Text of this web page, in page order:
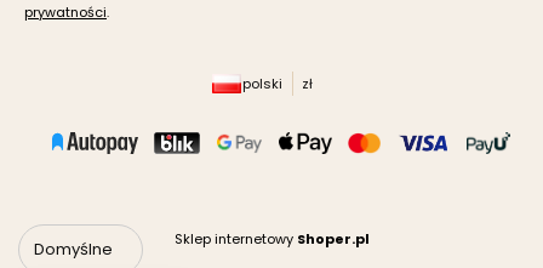
Domyślne
prywatności​​​.
polski zł
Sklep internetowy Shoper.pl